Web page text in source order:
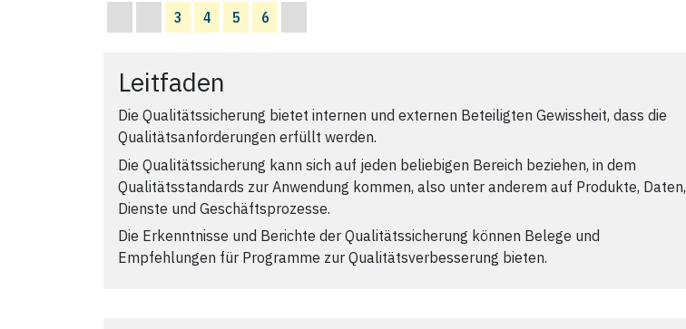
3 4 5 6
Leitfaden
Die Qualitätssicherung bietet internen und externen Beteiligten Gewissheit, dass die
Qualitätsanforderungen erfüllt werden.
Die Qualitätssicherung kann sich auf jeden beliebigen Bereich beziehen, in dem
Qualitätsstandards zur Anwendung kommen, also unter anderem auf Produkte, Daten,
Dienste und Geschäftsprozesse.
Die Erkenntnisse und Berichte der Qualitätssicherung können Belege und
Empfehlungen für Programme zur Qualitätsverbesserung bieten.